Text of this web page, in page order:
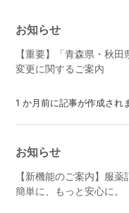
お知らせ
【重要】「青森県・秋
変更に関するご案内
1 か月前に記事が作成され
お知らせ
【新機能のご案内】服
簡単に、もっと安心に。